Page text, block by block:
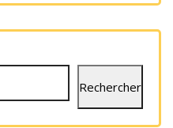
Rechercher